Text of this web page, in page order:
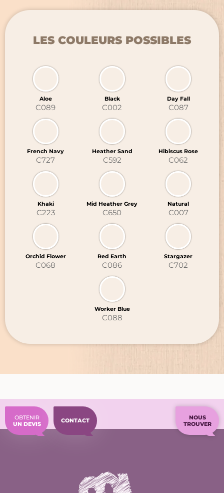
LES COULEURS POSSIBLES
Aloe
C089
Black
C002
Day Fall
C087
French Navy
C727
Heather Sand
C592
Hibiscus Rose
C062
Khaki
C223
Mid Heather Grey
C650
Natural
C007
Orchid Flower
C068
Red Earth
C086
Stargazer
C702
Worker Blue
C088
OBTENIR
UN DEVIS
CONTACT
NOUS
TROUVER